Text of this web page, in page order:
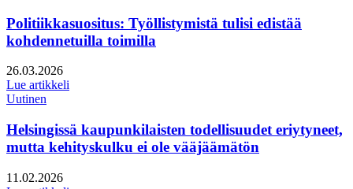
Politiikkasuositus: Työllistymistä tulisi edistää
kohdennetuilla toimilla
Julkaistu:
26.03.2026
Lue artikkeli
Uutinen
Helsingissä kaupunkilaisten todellisuudet eriytyneet,
mutta kehityskulku ei ole vääjäämätön
Julkaistu:
11.02.2026